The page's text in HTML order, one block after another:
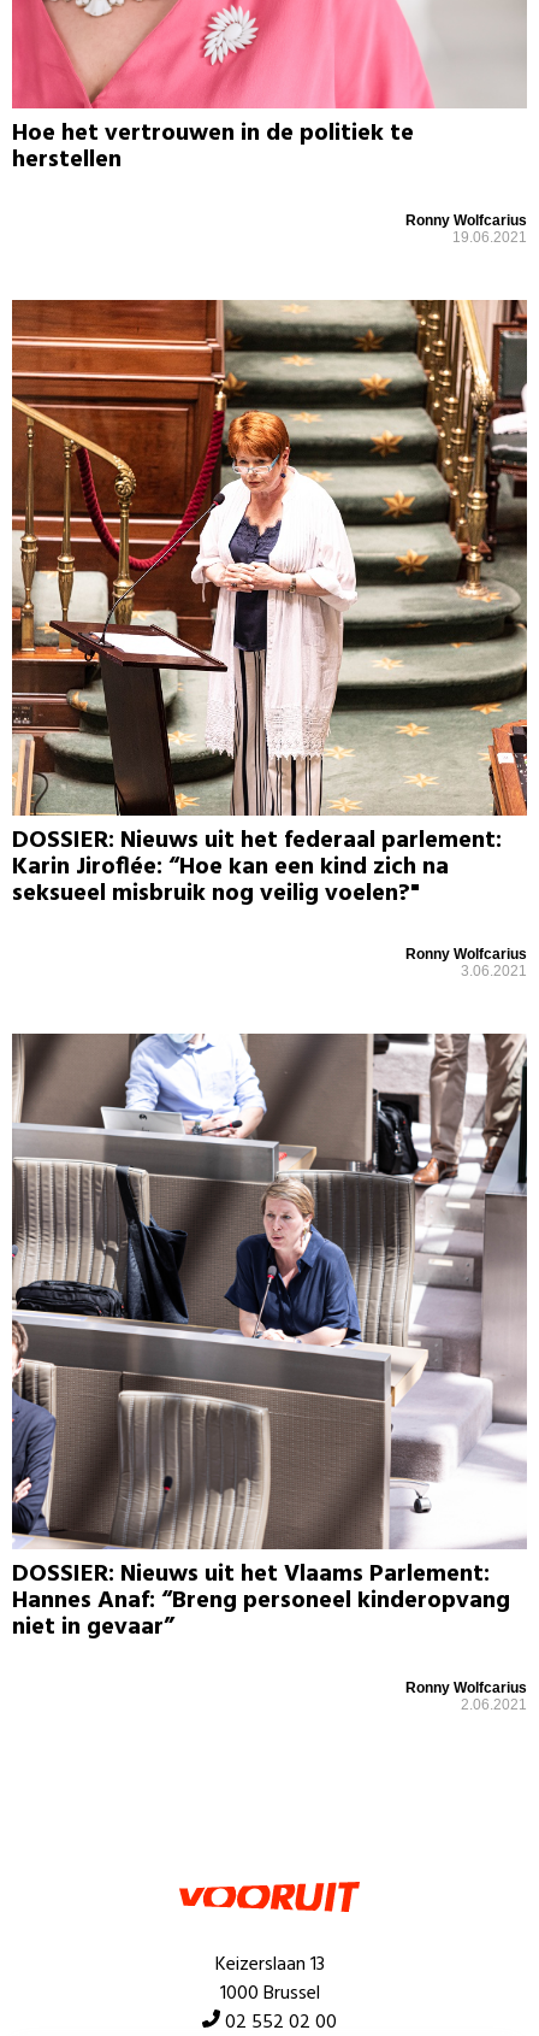
Hoe het vertrouwen in de politiek te
herstellen
Ronny Wolfcarius
19.06.2021
DOSSIER: Nieuws uit het federaal parlement:
Karin Jiroflée: “Hoe kan een kind zich na
seksueel misbruik nog veilig voelen?"
Ronny Wolfcarius
3.06.2021
DOSSIER: Nieuws uit het Vlaams Parlement:
Hannes Anaf: “Breng personeel kinderopvang
niet in gevaar”
Ronny Wolfcarius
2.06.2021
Keizerslaan 13
1000 Brussel
02 552 02 00